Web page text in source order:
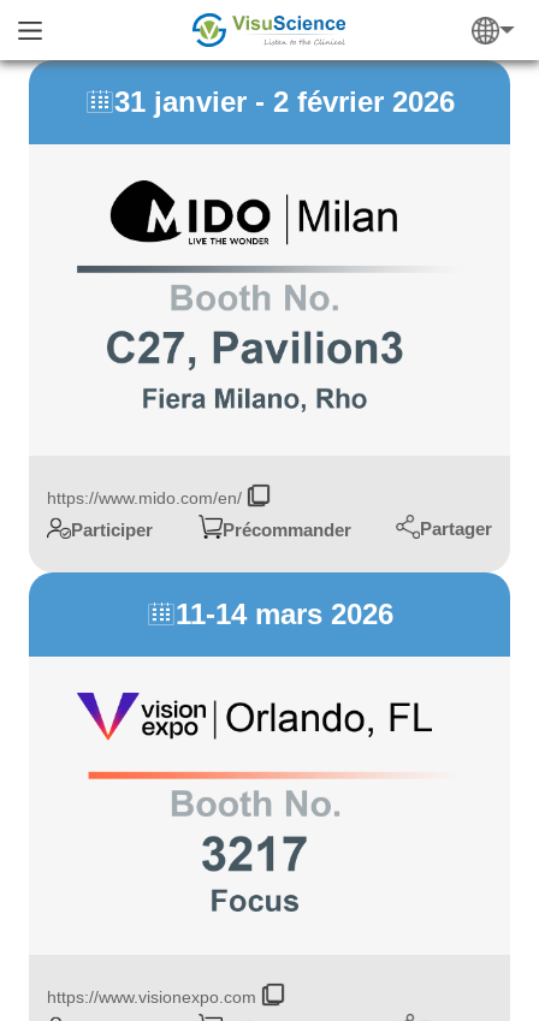
31 janvier - 2 février 2026
https://www.mido.com/en/
Participer Précommander Partager
11-14 mars 2026
https://www.visionexpo.com